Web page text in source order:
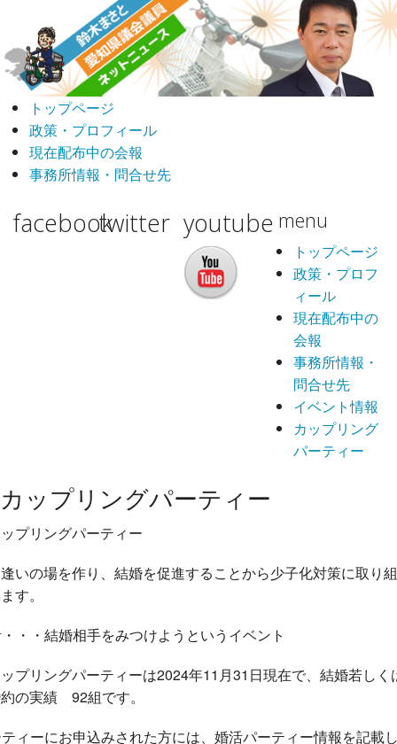
トップページ
政策・プロフィール
現在配布中の会報
事務所情報・問合せ先
facebooktwitter youtube menu
トップページ
政策・プロフ
ィール
現在配布中の
会報
事務所情報・
問合せ先
イベント情報
カップリング
パーティー
カップリングパーティー
プリングパーティー
いの場を作り、結婚を促進することから少子化対策に取り組
す。
・・結婚相手をみつけようというイベント
プリングパーティーは2024年11月31日現在で、結婚若しく
の実績 92組です。
ィーにお申込みされた方には、婚活パーティー情報を記載